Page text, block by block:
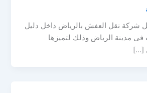
شركة نقل العفش بالرياض داخل دليل
مدينة الرياض وذلك لتميزها
[…]